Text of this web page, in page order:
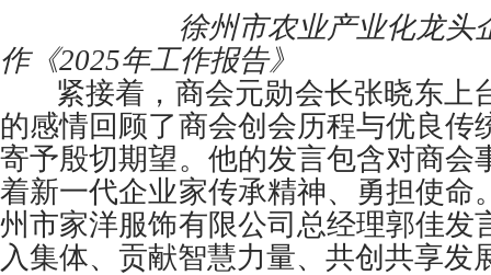
徐州市农业产业化龙头企
作《2025年工作报告》
紧接着，商会元勋会长张晓东上
的感情回顾了商会创会历程与优良传
寄予殷切期望。他的发言包含对商会
着新一代企业家传承精神、勇担使命
州市家洋服饰有限公司总经理郭佳发
入集体、贡献智慧力量、共创共享发